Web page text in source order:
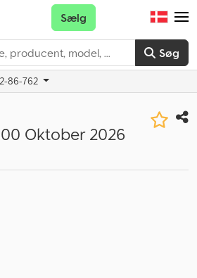
Søg
Sælg
86-762
Oktober 2026